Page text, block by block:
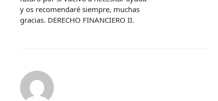
y os recomendaré siempre, muchas
gracias. DERECHO FINANCIERO II.